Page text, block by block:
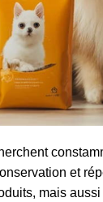
et
mais